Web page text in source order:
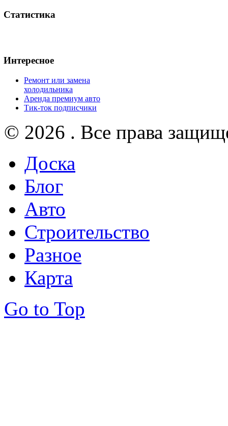
Статистика
Интересное
Ремонт или замена
холодильника
Аренда премиум авто
Тик-ток подписчики
© 2026 . Все права
Доска
Блог
Авто
Строительство
Разное
Карта
Go to Top